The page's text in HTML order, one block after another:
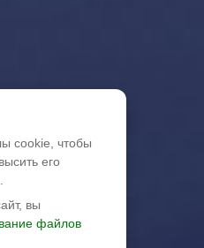
cookie, чтобы
его
вы
файлов